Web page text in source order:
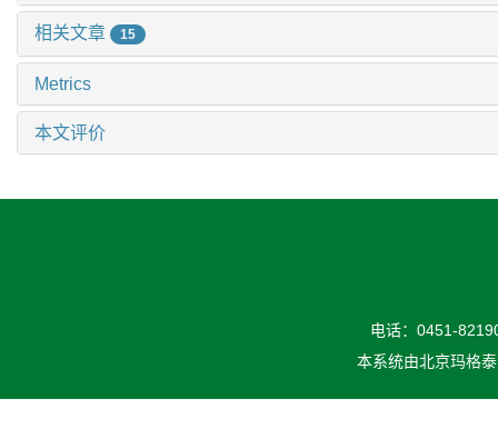
相关文章 15
Metrics
本文评价
电话：0451-
本系统由北京玛格